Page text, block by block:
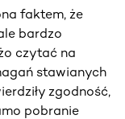
faktem, że
bardzo
czytać na
stawianych
zgodność,
pobranie